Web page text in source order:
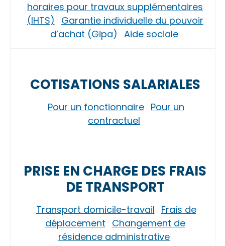
horaires pour travaux supplémentaires
(IHTS)
Garantie individuelle du pouvoir
d’achat (Gipa) Aide sociale
COTISATIONS SALARIALES
Pour un fonctionnaire Pour un
contractuel
PRISE EN CHARGE DES FRAIS
DE TRANSPORT
Transport domicile-travail Frais de
déplacement Changement de
résidence administrative